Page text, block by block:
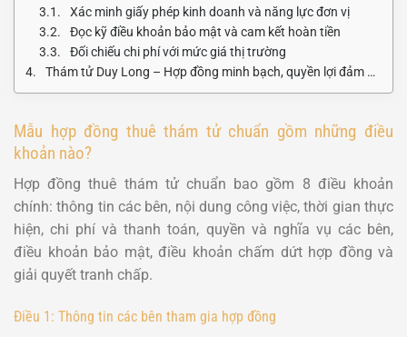
Xác minh giấy phép kinh doanh và năng lực đơn vị
Đọc kỹ điều khoản bảo mật và cam kết hoàn tiền
Đối chiếu chi phí với mức giá thị trường
Thám tử Duy Long – Hợp đồng minh bạch, quyền lợi đảm bảo
Mẫu hợp đồng thuê thám tử chuẩn gồm những điều
khoản nào?
Hợp đồng thuê thám tử chuẩn bao gồm 8 điều khoản
chính: thông tin các bên, nội dung công việc, thời gian thực
hiện, chi phí và thanh toán, quyền và nghĩa vụ các bên,
điều khoản bảo mật, điều khoản chấm dứt hợp đồng và
giải quyết tranh chấp.
Điều 1: Thông tin các bên tham gia hợp đồng